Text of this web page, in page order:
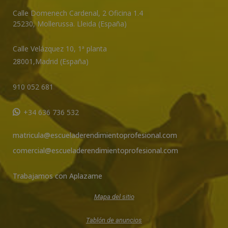
v
e
Calle Domenech Cardenal, 2 Oficina 1.4
25230, Mollerussa. Lleida (España)
Calle Velázquez 10, 1ª planta
28001,Madrid (España)
910 052 681
+34 636 736 532
matricula@escueladerendimientoprofesional.com
comercial@escueladerendimientoprofesional.com
Trabajamos con Aplazame
Mapa del sitio
Tablón de anuncios